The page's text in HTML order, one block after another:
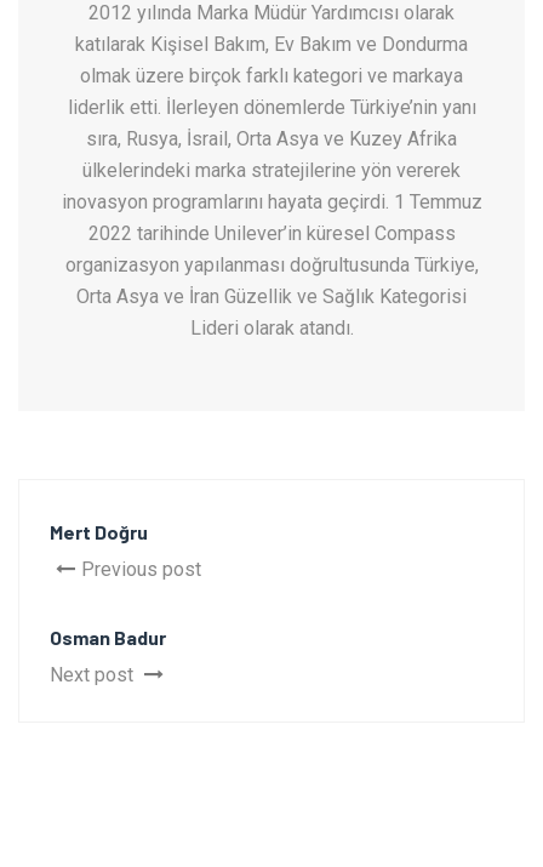
2012 yılında Marka Müdür Yardımcısı olarak
katılarak Kişisel Bakım, Ev Bakım ve Dondurma
olmak üzere birçok farklı kategori ve markaya
liderlik etti. İlerleyen dönemlerde Türkiye’nin yanı
sıra, Rusya, İsrail, Orta Asya ve Kuzey Afrika
ülkelerindeki marka stratejilerine yön vererek
inovasyon programlarını hayata geçirdi. 1 Temmuz
2022 tarihinde Unilever’in küresel Compass
organizasyon yapılanması doğrultusunda Türkiye,
Orta Asya ve İran Güzellik ve Sağlık Kategorisi
Lideri olarak atandı.
Mert Doğru
Previous post
Osman Badur
Next post